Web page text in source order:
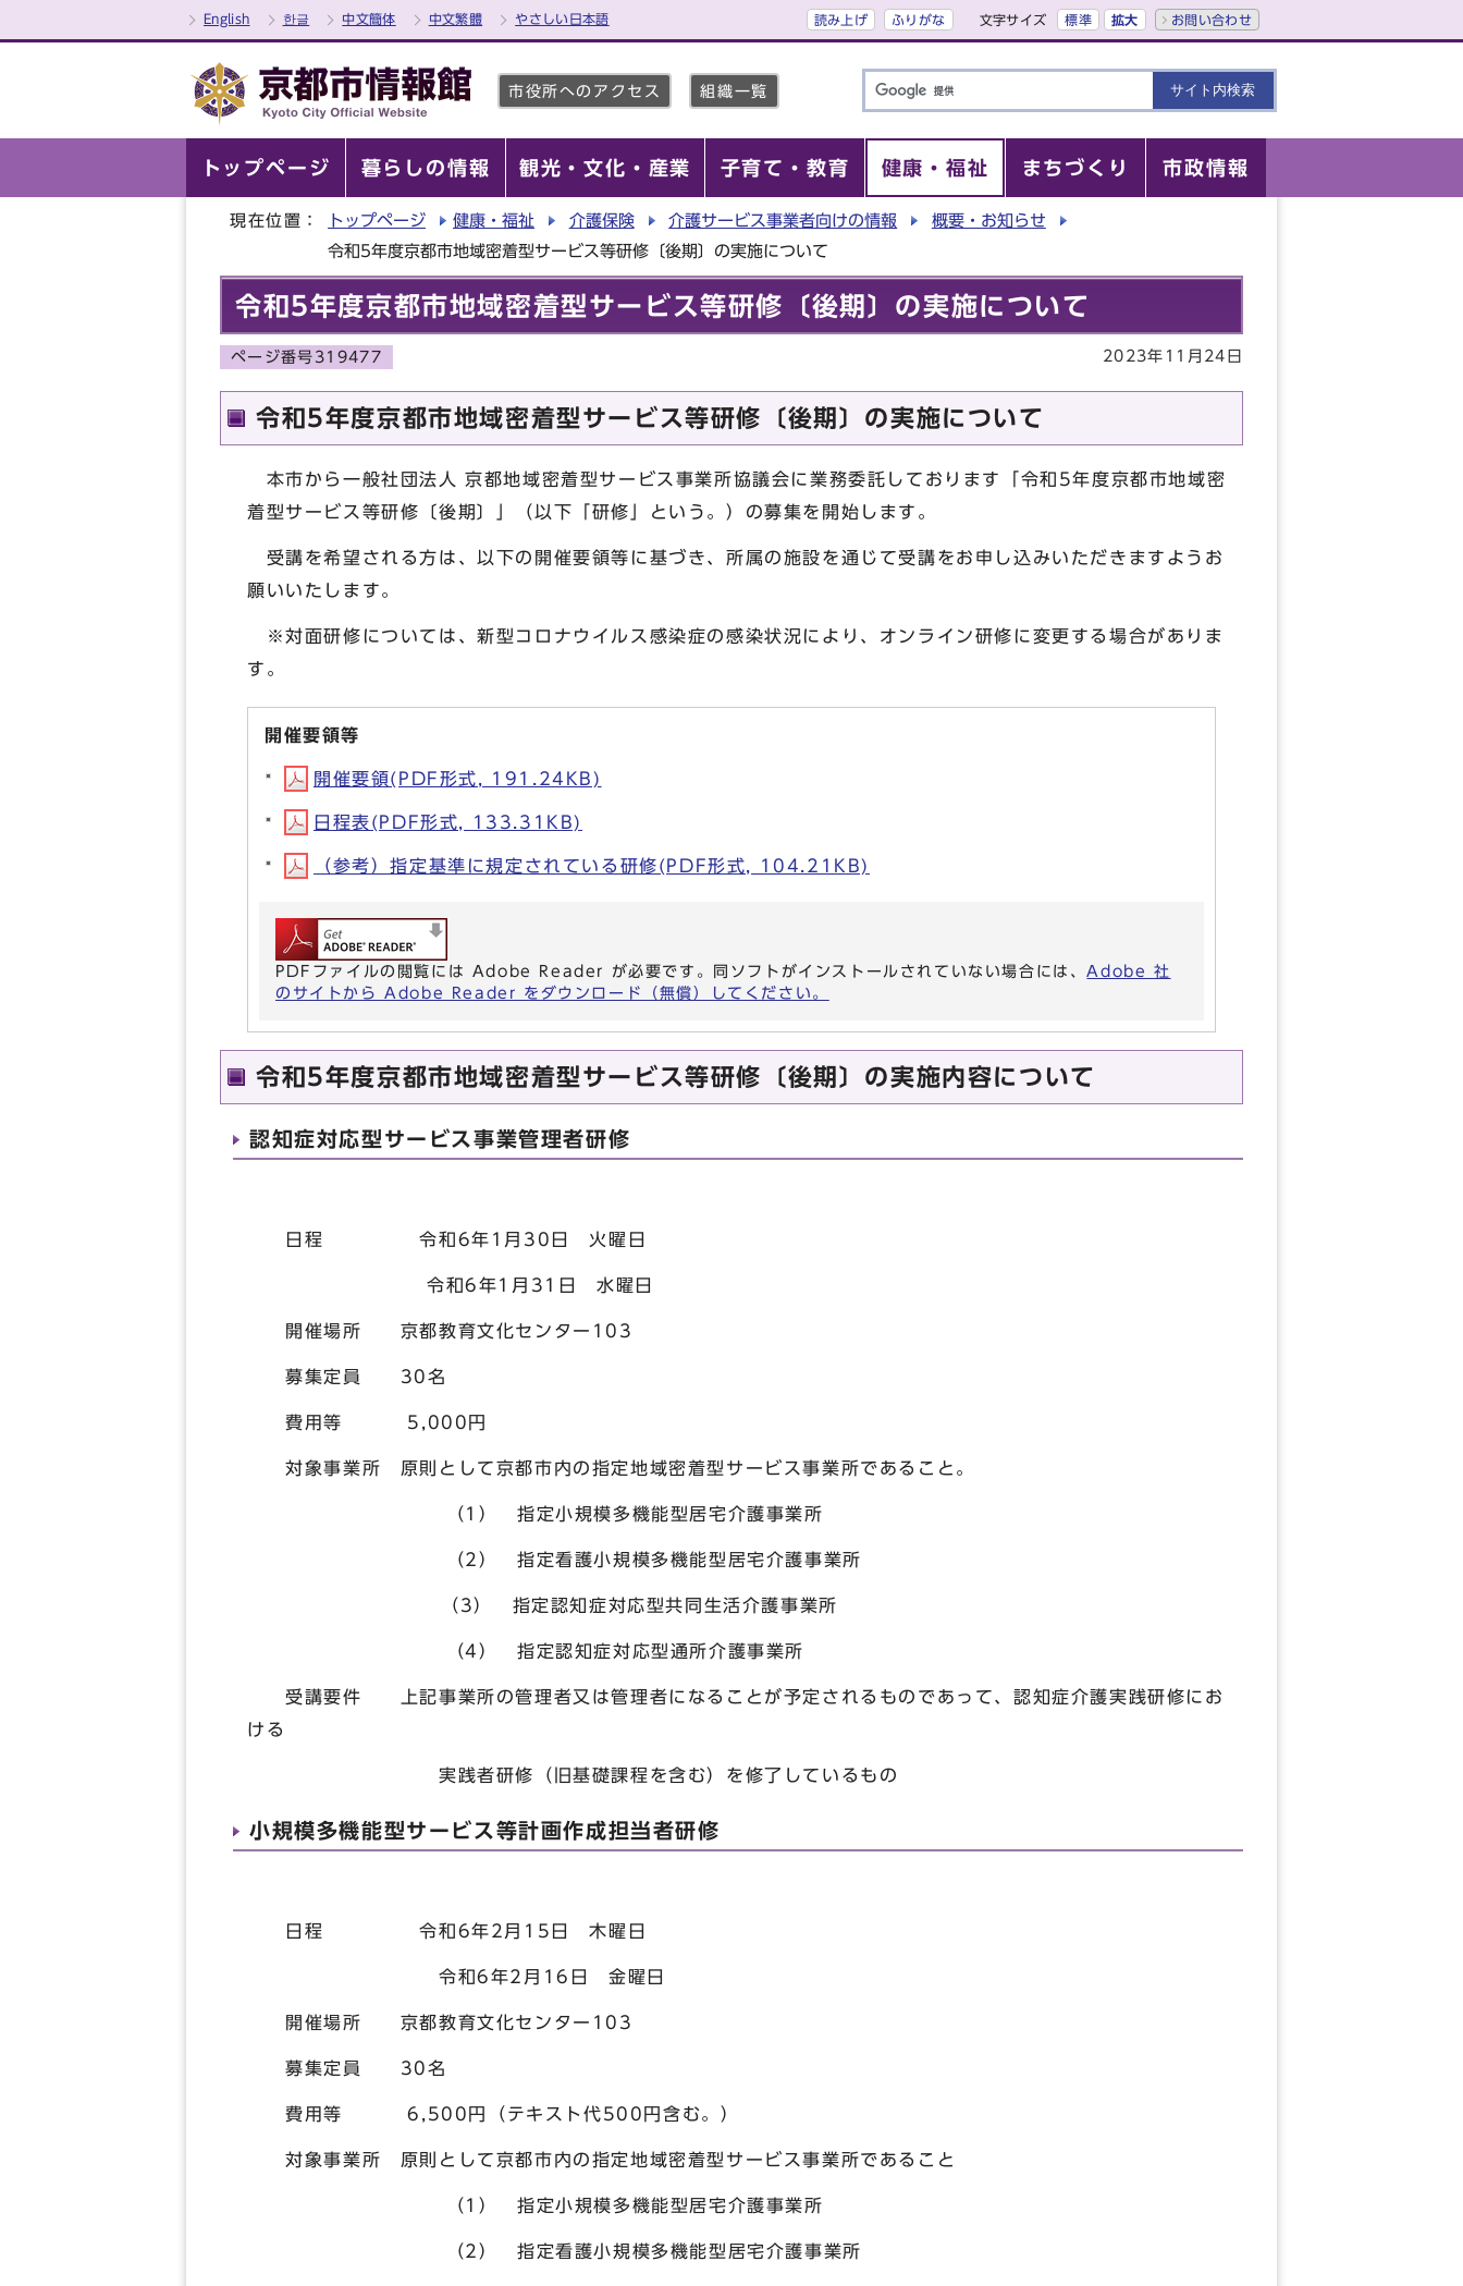
English 한글 中文簡体 中文繁體 やさしい日本語 読み上げ ふりがな 文字サイズ 標準 拡大 お問い合わせ
市役所へのアクセス 組織一覧
トップページ 暮らしの情報 観光・文化・産業 子育て・教育 健康・福祉 まちづくり 市政情報
現在位置： トップページ 健康・福祉 介護保険 介護サービス事業者向けの情報
概要・お知らせ
令和5年度京都市地域密着型サービス等研修〔後期〕の実施について
令和5年度京都市地域密着型サービス等研修〔後期〕の実施について
ページ番号319477 2023年11月24日
令和5年度京都市地域密着型サービス等研修〔後期〕の実施について
本市から一般社団法人 京都地域密着型サービス事業所協議会に業務委託しております「令和5年度京都市地域密
着型サービス等研修〔後期〕」（以下「研修」という。）の募集を開始します。
受講を希望される方は、以下の開催要領等に基づき、所属の施設を通じて受講をお申し込みいただきますようお
願いいたします。
※対面研修については、新型コロナウイルス感染症の感染状況により、オンライン研修に変更する場合がありま
す。
開催要領等
開催要領(PDF形式, 191.24KB)
日程表(PDF形式, 133.31KB)
（参考）指定基準に規定されている研修(PDF形式, 104.21KB)
PDFファイルの閲覧には Adobe Reader が必要です。同ソフトがインストールされていない場合には、Adobe 社
のサイトから Adobe Reader をダウンロード（無償）してください。
令和5年度京都市地域密着型サービス等研修〔後期〕の実施内容について
認知症対応型サービス事業管理者研修
日程 令和6年1月30日 火曜日
令和6年1月31日 水曜日
開催場所 京都教育文化センター103
募集定員 30名
費用等 5,000円
対象事業所 原則として京都市内の指定地域密着型サービス事業所であること。
（1） 指定小規模多機能型居宅介護事業所
（2） 指定看護小規模多機能型居宅介護事業所
（3） 指定認知症対応型共同生活介護事業所
（4） 指定認知症対応型通所介護事業所
受講要件 上記事業所の管理者又は管理者になることが予定されるものであって、認知症介護実践研修にお
ける
実践者研修（旧基礎課程を含む）を修了しているもの
小規模多機能型サービス等計画作成担当者研修
日程 令和6年2月15日 木曜日
令和6年2月16日 金曜日
開催場所 京都教育文化センター103
募集定員 30名
費用等 6,500円（テキスト代500円含む。）
対象事業所 原則として京都市内の指定地域密着型サービス事業所であること
（1） 指定小規模多機能型居宅介護事業所
（2） 指定看護小規模多機能型居宅介護事業所